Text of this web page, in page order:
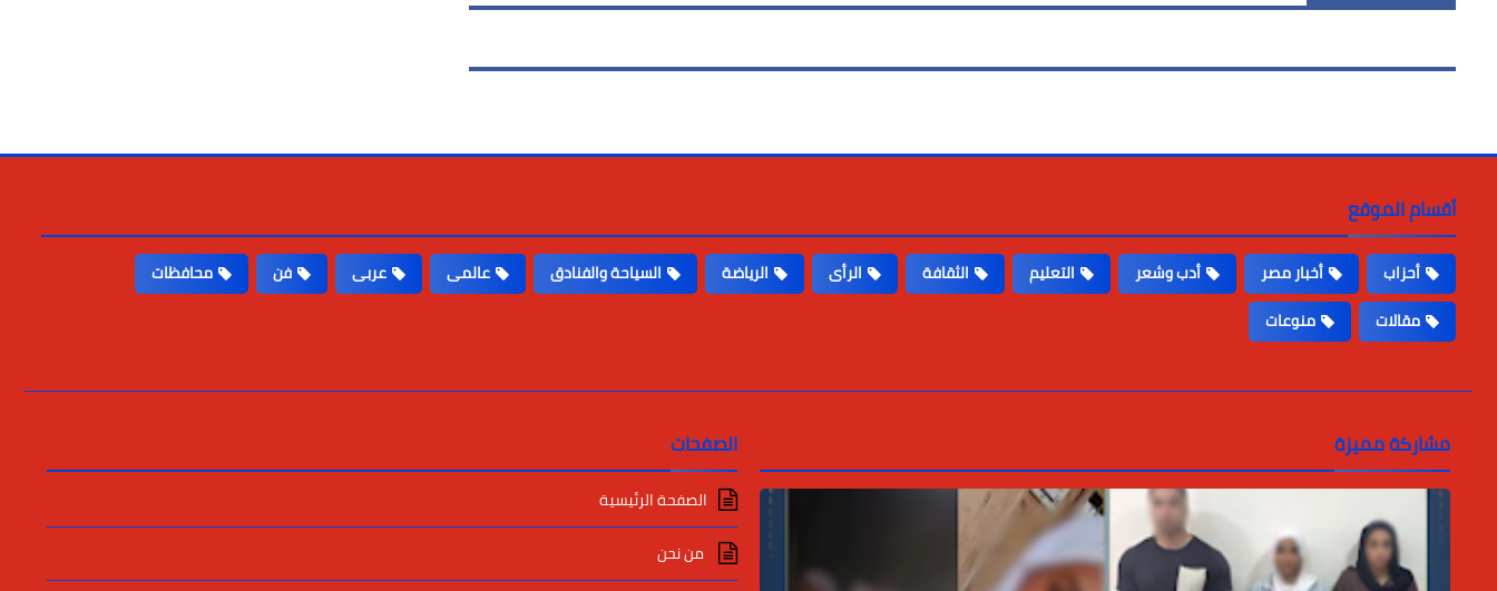
أقسام الموقع
أحزاب أخبار مصر أدب وشعر التعليم الثقافة الرأى الرياضة السياحة والفنادق عالمى عربى فن
محافظات
مقالات
منوعات
مشاركة مميزة الصفحات
الصفحة الرئيسية
من نحن